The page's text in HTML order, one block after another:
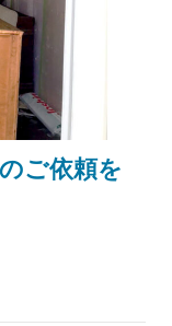
ご依頼を